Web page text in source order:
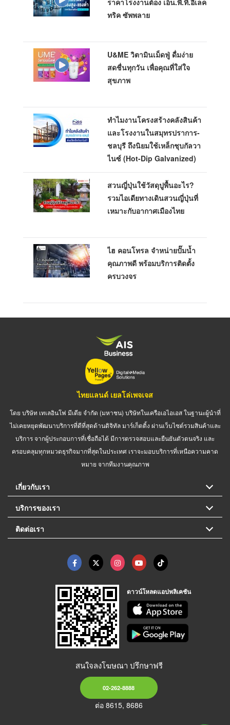
ราคาโรงงานต้อง เอ็น.พี.ที.อีเลค
ทริค ซัพพลาย
U&ME วิตามินเม็ดฟู่ ดื่มง่าย
สดชื่นทุกวัน เพื่อคุณที่ใส่ใจ
สุขภาพ
ทำไมงานโครงสร้างคลังสินค้า
และโรงงานในสมุทรปราการ-
ชลบุรี ถึงนิยมใช้เหล็กชุบกัลวา
ไนซ์ (Hot-Dip Galvanized)
สวนญี่ปุ่นใช้วัสดุปูพื้นอะไร?
รวมไอเดียทางเดินสวนญี่ปุ่นที่
เหมาะกับอากาศเมืองไทย
ไฮ คอนโทรล จำหน่ายปั๊มน้ำ
คุณภาพดี พร้อมบริการติดตั้ง
ครบวงจร
ไทยแลนด์ เยลโล่เพจเจส
โดย บริษัท เทเลอินโฟ มีเดีย จำกัด (มหาชน) บริษัทในเครือเอไอเอส ในฐานะผู้นำที่
ไม่เคยหยุดพัฒนาบริการที่ดีที่สุดด้านดิจิทัล มาร์เก็ตติ้ง ผ่านเว็บไซต์รวมสินค้าและ
บริการ จากผู้ประกอบการที่เชื่อถือได้ มีการตรวจสอบและยืนยันตัวตนจริง และ
ครอบคลุมทุกหมวดธุรกิจมากที่สุดในประเทศ เราจะมอบบริการที่เหนือความคาด
หมาย จากทีมงานคุณภาพ
เกี่ยวกับเรา
บริการของเรา
ติดต่อเรา
ดาวน์โหลดแอปพลิเคชัน
สนใจลงโฆษณา ปรึกษาฟรี
02-262-8888
ต่อ 8615, 8686